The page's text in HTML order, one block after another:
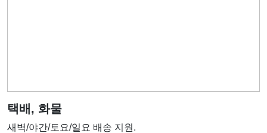
택배, 화물
새벽/야간/토요/일요 배송 지원.